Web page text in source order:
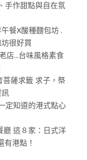
手作甜點與自在氛
餐X酸種麵包坊 .
很好買
店...台味風格素食
菩薩求籤 求子，祭
定知道的港式點心
廳 這８家：日式洋
有港點！